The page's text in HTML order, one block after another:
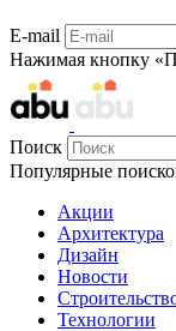
E-mail
Нажимая кнопку
Поиск
Популярные
Акции
Архитектура
Дизайн
Новости
Технологии